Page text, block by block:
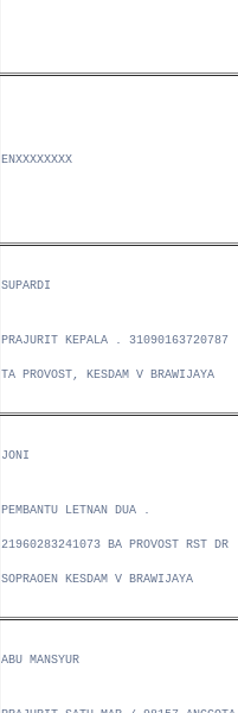
ENXXXXXXXX
SUPARDI
PRAJURIT KEPALA . 31090163720787
TA PROVOST, KESDAM V BRAWIJAYA
JONI
PEMBANTU LETNAN DUA .
21960283241073 BA PROVOST RST DR
SOPRAOEN KESDAM V BRAWIJAYA
ABU MANSYUR